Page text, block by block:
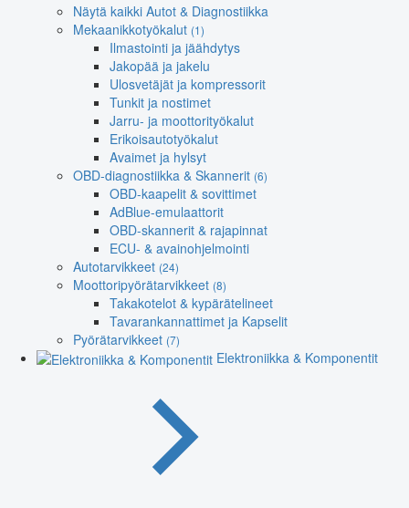
Näytä kaikki Autot & Diagnostiikka
Mekaanikkotyökalut (1)
Ilmastointi ja jäähdytys
Jakopää ja jakelu
Ulosvetäjät ja kompressorit
Tunkit ja nostimet
Jarru- ja moottorityökalut
Erikoisautotyökalut
Avaimet ja hylsyt
OBD-diagnostiikka & Skannerit (6)
OBD-kaapelit & sovittimet
AdBlue-emulaattorit
OBD-skannerit & rajapinnat
ECU- & avainohjelmointi
Autotarvikkeet (24)
Moottoripyörätarvikkeet (8)
Takakotelot & kypärätelineet
Tavarankannattimet ja Kapselit
Pyörätarvikkeet (7)
Elektroniikka & Komponentit